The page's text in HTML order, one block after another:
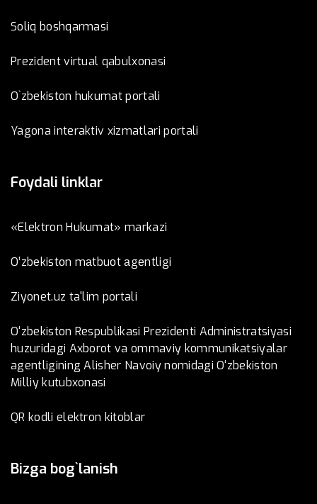
Soliq boshqarmasi
Prezident virtual qabulxonasi
O`zbekiston hukumat portali
Yagona interaktiv xizmatlari portali
Foydali linklar
«Elektron Hukumat» markazi
O’zbеkistоn mаtbuоt аgеntligi
Ziyonet.uz ta'lim portali
O‘zbekiston Respublikasi Prezidenti Administratsiyasi
huzuridagi Axborot va ommaviy kommunikatsiyalar
agentligining Alisher Navoiy nomidagi O‘zbekiston
Milliy kutubxonasi
QR kodli elektron kitoblar
Bizga bog`lanish